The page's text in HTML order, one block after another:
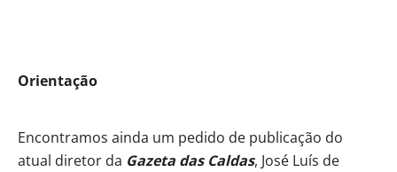
Orientação
Encontramos ainda um pedido de publicação do
atual diretor da Gazeta das Caldas, José Luís de